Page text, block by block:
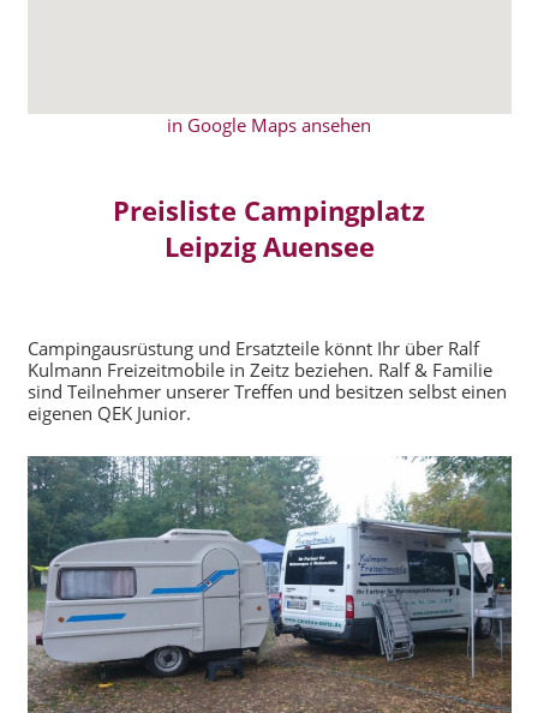
in Google Maps ansehen
Preisliste Campingplatz
Leipzig Auensee
Campingausrüstung und Ersatzteile könnt Ihr über Ralf
Kulmann Freizeitmobile in Zeitz beziehen. Ralf & Familie
sind Teilnehmer unserer Treffen und besitzen selbst einen
eigenen QEK Junior.